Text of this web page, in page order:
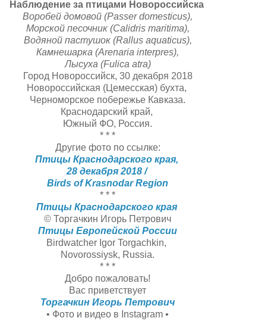
Наблюдение за птицами Новороссийска
Воробей домовой (Passer domesticus),
Морской песочник (Calidris maritima),
Водяной пастушок (Rallus aquaticus),
Камнешарка (Arenaria interpres),
Лысуха (Fulica atra)
Город Новороссийск, 30 декабря 2018
Новороссийская (Цемесская) бухта,
Черноморское побережье Кавказа.
Краснодарский край,
Южный ФО, Россия.
* * *
Другие фото по ссылке:
Птицы Краснодарского края,
28 декабря 2018 /
Birds of Krasnodar Region
* * *
Птицы Краснодарского края
© Торгачкин Игорь Петрович
Птицы Европейской России
Birdwatcher Igor Torgachkin,
Novorossiysk, Russia.
* * *
Добро пожаловать!
Вас приветствует
Торгачкин Игорь Петрович
• Фото и видео в Instagram •